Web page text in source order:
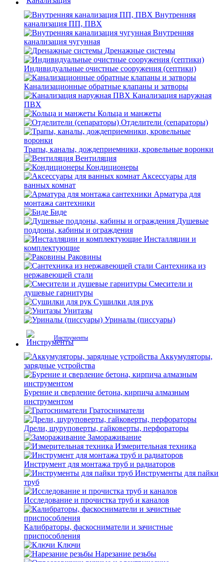
Внутренняя
канализация ПП, ПВХ
Внутренняя
канализация чугунная
Дренажные системы
Индивидуальные очистные сооружения (септики)
Канализационные обратные клапаны и затворы
Канализация наружная
ПВХ
Кольца и манжеты
Отделители (сепараторы)
Трапы, каналы, дождеприемники, кровельные воронки
Вентиляция
Кондиционеры
Аксессуары для
ванных комнат
Арматура для
монтажа сантехники
Биде
Душевые
поддоны, кабины и ограждения
Инсталляции и
комплектующие
Раковины
Сантехника из
нержавеющей стали
Смесители и
душевые гарнитуры
Сушилки для рук
Унитазы
Уриналы (писсуары)
Инструменты
Аккумуляторы,
зарядные устройства
Бурение и сверление бетона, кирпича алмазным
инструментом
Гратосниматели
Дрели, шуруповерты, гайковерты, перфораторы
Замораживание
Измерительная техника
Инструмент для монтажа труб и радиаторов
Инструменты для пайки
труб
Исследование и прочистка труб и каналов
Калибраторы, фаскосниматели и зачистные
приспособления
Ключи
Нарезание резьбы